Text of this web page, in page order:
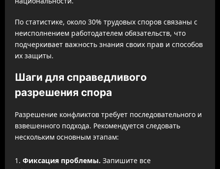
По статистике, около 30% трудовых споров связаны с
неисполнением работодателем обязательств, что
подчеркивает важность знания своих прав и способов
их защиты.
Шаги для справедливого
разрешения спора
Разрешение конфликтов требует последовательного и
взвешенного подхода. Рекомендуется следовать
нескольким основным этапам:
Фиксация проблемы. Запишите все